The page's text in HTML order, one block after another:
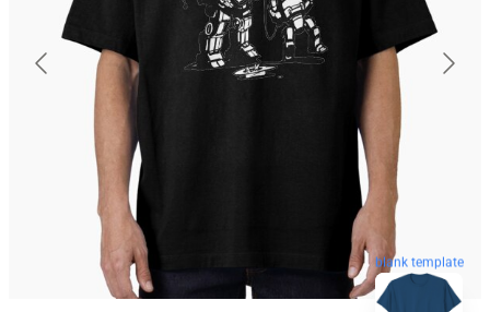
blank template